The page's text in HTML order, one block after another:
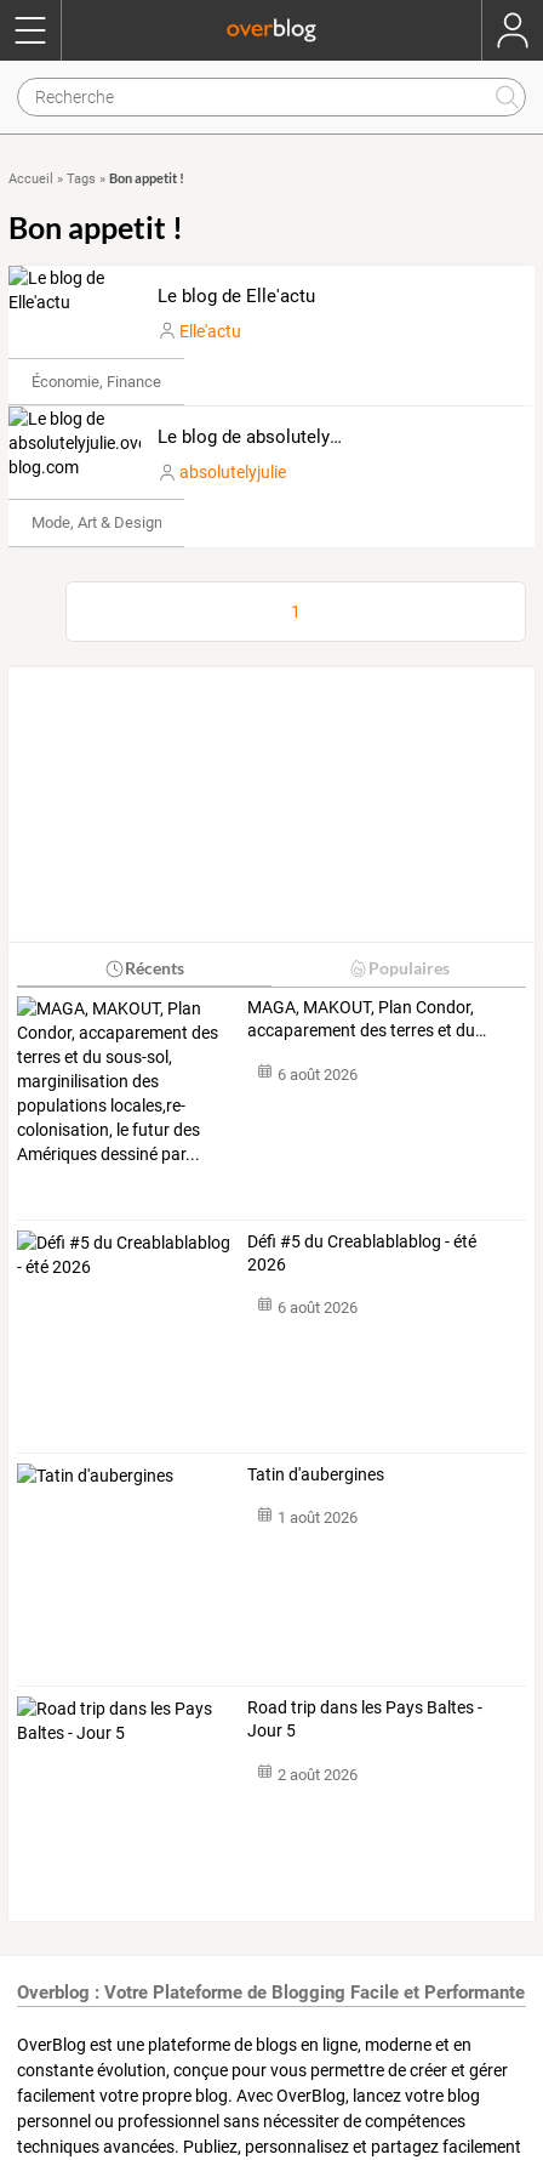
Accueil » Tags » Bon appetit !
Bon appetit !
Le blog de Elle'actu
Elle'actu
Économie, Finance & Droit
Le blog de absolutelyjulie.over-blog.com
absolutelyjulie
Mode, Art & Design
1
Récents Populaires
MAGA, MAKOUT, Plan Condor,
accaparement desterreset du…
6 août 2026
Défi #5 du Creablablablog - été
2026
6 août 2026
Tatin d'aubergines
1 août 2026
Road trip dans les Pays Baltes -
Jour 5
2 août 2026
Overblog : Votre Plateforme de Blogging Facile et Performante
OverBlog est une plateforme de blogs en ligne, moderne et en
constante évolution, conçue pour vous permettre de créer et gérer
facilement votre propre blog. Avec OverBlog, lancez votre blog
personnel ou professionnel sans nécessiter de compétences
techniques avancées. Publiez, personnalisez et partagez facilement